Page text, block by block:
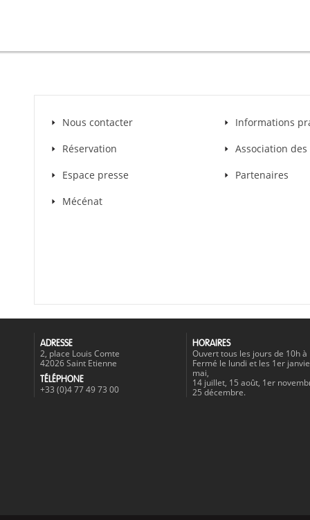
Nous contacter
Informations
Réservation
Association
Espace presse
Partenaires
Mécénat
ADRESSE
2, place Louis Comte
42026 Saint Etienne
TÉLÉPHONE
+33 (0)4 77 49 73 00
HORAIRES
Ouvert tous les jours de 10h à
Fermé le lundi et les 1er
mai,
14 juillet, 15 août, 1er
25 décembre.